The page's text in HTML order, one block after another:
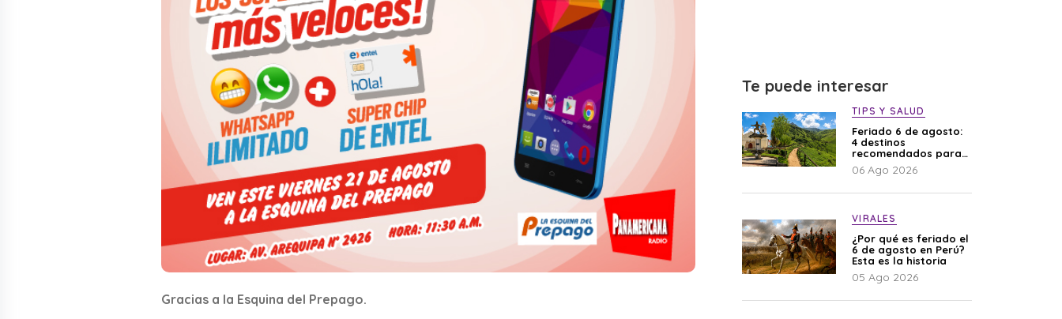
Gracias a la Esquina del Prepago.
Te puede interesar
TIPS Y SALUD
Feriado 6 de agosto:
4 destinos
recomendados para
disfrutar el descanso
06 Ago 2026
VIRALES
¿Por qué es feriado el
6 de agosto en Perú?
Esta es la historia
05 Ago 2026